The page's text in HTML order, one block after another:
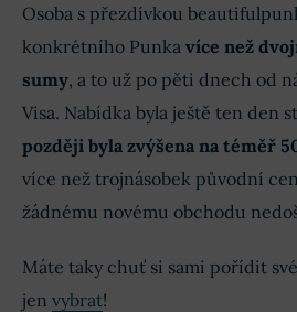
Osoba s přezdívkou
konkrétního Punka více než
sumy, a to už po pěti dnech od
Visa. Nabídka byla ještě ten den
později byla zvýšena na téměř
více než trojnásobek původní
žádnému novému obchodu
Máte taky chuť si sami pořídit
jen vybrat!